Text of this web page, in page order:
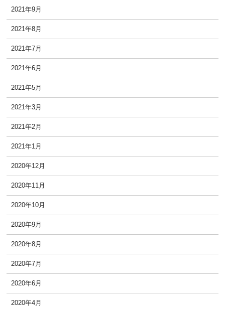
2021年9月
2021年8月
2021年7月
2021年6月
2021年5月
2021年3月
2021年2月
2021年1月
2020年12月
2020年11月
2020年10月
2020年9月
2020年8月
2020年7月
2020年6月
2020年4月